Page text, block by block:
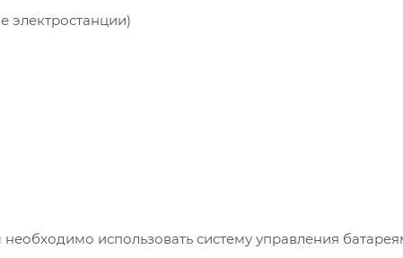
электростанции)
использовать систему управления